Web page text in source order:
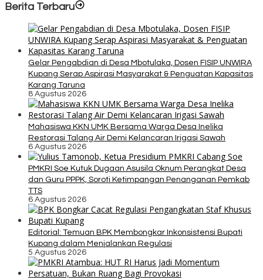
Berita Terbaru
Gelar Pengabdian di Desa Mbotulaka, Dosen FISIP UNWIRA
Kupang Serap Aspirasi Masyarakat & Penguatan Kapasitas
Karang Taruna
8 Agustus 2026
Mahasiswa KKN UMK Bersama Warga Desa Inelika
Restorasi Talang Air Demi Kelancaran Irigasi Sawah
6 Agustus 2026
PMKRI Soe Kutuk Dugaan Asusila Oknum Perangkat Desa
dan Guru PPPK, Soroti Ketimpangan Penanganan Pemkab
TTS
6 Agustus 2026
Editorial: Temuan BPK Membongkar Inkonsistensi Bupati
Kupang dalam Menjalankan Regulasi
5 Agustus 2026